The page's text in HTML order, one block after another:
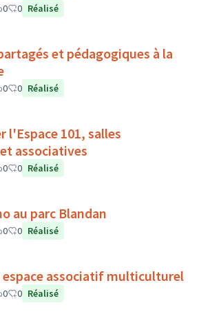
0 0 Réalisé
et pédagogiques à la
0 0 Réalisé
l'Espace 101, salles
associatives
0 0 Réalisé
au parc Blandan
0 0 Réalisé
espace associatif multiculturel
0 0 Réalisé